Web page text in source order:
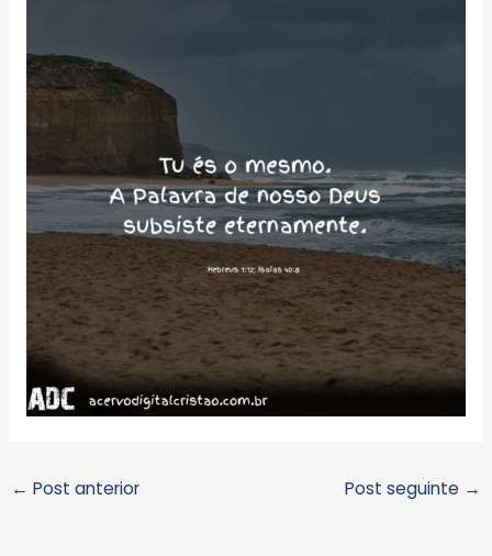
← Post anterior Post seguinte →